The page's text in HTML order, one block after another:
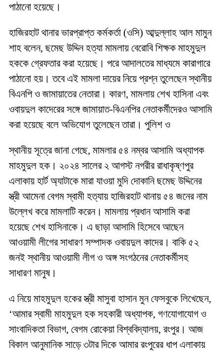
পাঠানো হয়েছে।
হাজিরহাট থানার ভারপ্রাপ্ত কর্মকর্তা (ওসি) আব্দুল্লাহ আল মামুন
শাহ বলেন, ছমেছ উদ্দিন হত্যা মামলায় বেরোবি শিক্ষক মাহমুদুল
হককে গ্রেফতার করা হয়েছে। পরে আদালতের মাধ্যমে কারাগারে
পাঠানো হয়। তবে এই মামলা দায়ের নিয়ে প্রশ্ন তুলেছেন স্থানীয়
বিএনপি ও জামায়াতের নেতারা। কারণ, মামলায় শেখ হাসিনা এবং
ওবায়দুল কাদেরের সঙ্গে জামায়াত-বিএনপির নেতাকর্মীদেরও আসামি
করা হয়েছে বলে অভিযোগ তুলেছেন তারা। পুলিশ ও
স্থানীয় সূত্রে জানা গেছে, মামলার ৫৪ নম্বর আসামি অধ্যাপক
মাহমুদুল হক। ২০২৪ সালের ২ আগস্ট নগরীর রাধাকৃষ্ণপুর
এলাকায় হার্ট অ্যাটাকে মারা যাওয়া মুদি দোকানি ছমেছ উদ্দিনের
স্ত্রী আমেনা বেগম স্বামী হত্যায় হাজিরহাট থানায় ৫৪ জনের নাম
উল্লেখ করে মামলাটি করেন। মামলায় প্রধান আসামি করা
হয়েছে শেখ হাসিনাকে। এ ছাড়া আসামি হিসেবে আছেন
আওয়ামী লীগের সাধারণ সম্পাদক ওবায়দুল কাদের। বাকি ৫২
জনই স্থানীয় আওয়ামী লীগ ও অঙ্গ সংগঠনের নেতাকর্মীসহ
সাধারণ মানুষ।
এ নিয়ে মাহমুদুল হকের স্ত্রী মাসুবা হাসান মুন ফেসবুকে লিখেছেন,
‘আমার স্বামী মাহমুদুল হক সহকারী অধ্যাপক, গণযোগাযোগ ও
সাংবাদিকতা বিভাগ, বেগম রোকেয়া বিশ্ববিদ্যালয়, রংপুর। আজ
বিকাল আনুমানিক সাড়ে ৩টার দিকে আমার রংপুরের ধাপ এলাকায়